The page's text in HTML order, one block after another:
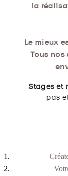
la
Le mieux
Tous
Stages et
pas